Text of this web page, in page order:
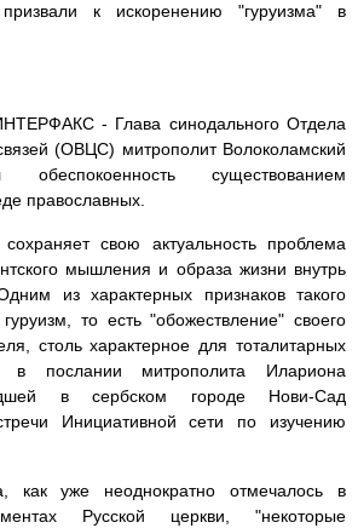
к искоренению "гуруизма" в
- Глава синодального Отдела
(ОВЦС) митрополит Волоколамский
существованием
православных.
свою актуальность проблема
мышления и образа жизни внутрь
из характерных признаков такого
то есть "обожествление" своего
столь характерное для тоталитарных
в послании митрополита Илариона
в сербском городе Нови-Сад
Инициативной сети по изучению
как уже неоднократно отмечалось в
Русской церкви, "некоторые